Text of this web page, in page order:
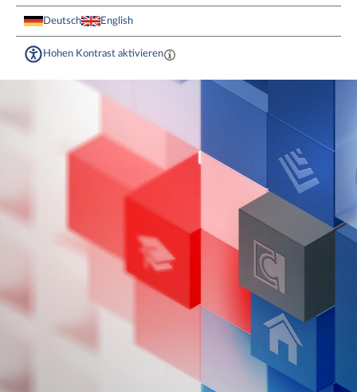
Deutsch English
Hohen Kontrast aktivieren